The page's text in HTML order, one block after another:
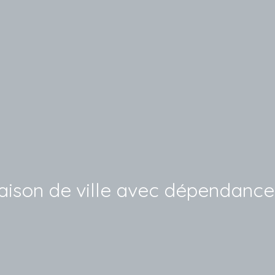
de ville avec